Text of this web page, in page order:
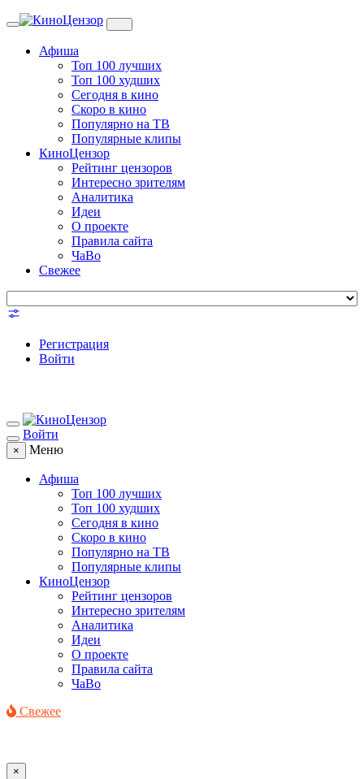
Toggle
Афиша
Топ 100 лучших
Топ 100 худших
Сегодня в кино
Скоро в кино
Популярно на ТВ
Популярные клипы
КиноЦензор
Рейтинг цензоров
Интересно зрителям
Аналитика
Идеи
О проекте
Правила сайта
ЧаВо
Свежее
Регистрация
Войти
Войти
× Меню
Афиша
Топ 100 лучших
Топ 100 худших
Сегодня в кино
Скоро в кино
Популярно на ТВ
Популярные клипы
КиноЦензор
Рейтинг цензоров
Интересно зрителям
Аналитика
Идеи
О проекте
Правила сайта
ЧаВо
Свежее
×